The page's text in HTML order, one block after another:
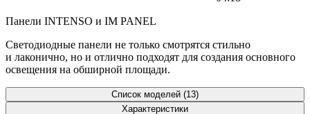
Панели INTENSO и IM PANEL
Светодиодные панели не только смотрятся стильно
и лаконично, но и отлично подходят для создания основного
освещения на обширной площади.
Список моделей (13)
Характеристики